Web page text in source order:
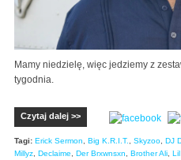
Mamy niedzielę, więc jedziemy z
tygodnia.
Czytaj dalej >>
Tagi: Erick Sermon Big K.R.I.T. Skyzoo DJ
Millyz Declaime Der Brxwnsxn Brother Ali